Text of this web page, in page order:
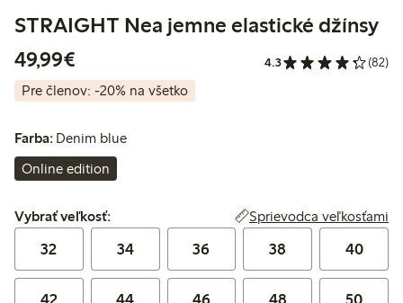
STRAIGHT Nea jemne elastické džínsy
49,99€
4.3 (82)
Pre členov: -20% na všetko
Farba: Denim blue
Online edition
Vybrať veľkosť:
Vybrať veľkosť: Sprievodca veľkosťami
32 34 36 38 40